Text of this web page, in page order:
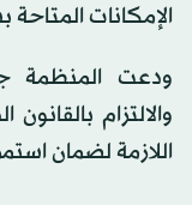
الإمكانات
ودعت المنظمة
والالتزام
اللازمة لضمان